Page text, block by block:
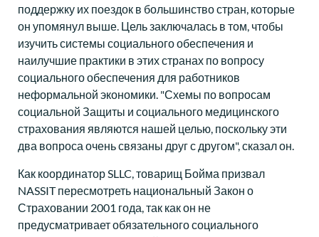
поддержку их поездок в большинство стран, которые
он упомянул выше. Цель заключалась в том, чтобы
изучить системы социального обеспечения и
наилучшие практики в этих странах по вопросу
социального обеспечения для работников
неформальной экономики. "Схемы по вопросам
социальной Защиты и социального медицинского
страхования являются нашей целью, поскольку эти
два вопроса очень связаны друг с другом", сказал он.
Как координатор SLLC, товарищ Бойма призвал
NASSIT пересмотреть национальный Закон о
Страховании 2001 года, так как он не
предусматривает обязательного социального